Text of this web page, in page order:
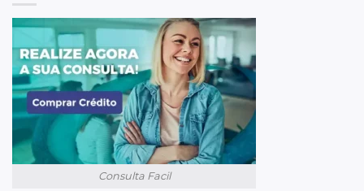
Consulta Facil